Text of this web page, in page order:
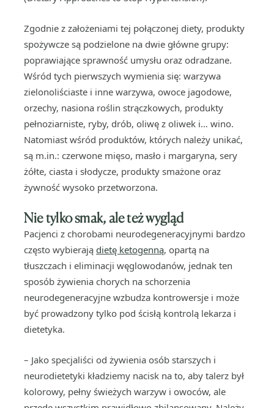
Zgodnie z założeniami tej połączonej diety, produkty
spożywcze są podzielone na dwie główne grupy:
poprawiające sprawność umysłu oraz odradzane.
Wśród tych pierwszych wymienia się: warzywa
zielonoliściaste i inne warzywa, owoce jagodowe,
orzechy, nasiona roślin strączkowych, produkty
pełnoziarniste, ryby, drób, oliwę z oliwek i… wino.
Natomiast wśród produktów, których należy unikać,
są m.in.: czerwone mięso, masło i margaryna, sery
żółte, ciasta i słodycze, produkty smażone oraz
żywność wysoko przetworzona.
Nie tylko smak, ale też wygląd
Pacjenci z chorobami neurodegeneracyjnymi bardzo
często wybierają dietę ketogenną, opartą na
tłuszczach i eliminacji węglowodanów, jednak ten
sposób żywienia chorych na schorzenia
neurodegeneracyjne wzbudza kontrowersje i może
być prowadzony tylko pod ścisłą kontrolą lekarza i
dietetyka.
– Jako specjaliści od żywienia osób starszych i
neurodietetyki kładziemy nacisk na to, aby talerz był
kolorowy, pełny świeżych warzyw i owoców, ale